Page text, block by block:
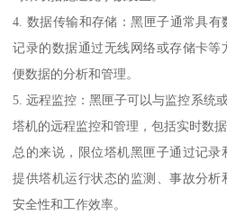
4. 数据传输和存储：黑匣子通常具
记录的数据通过无线网络或存储卡
便数据的分析和管理。
5. 远程监控：黑匣子可以与监控系统
塔机的远程监控和管理，包括实时数
总的来说，限位塔机黑匣子通过记录
提供塔机运行状态的监测、事故分
安全性和工作效率。